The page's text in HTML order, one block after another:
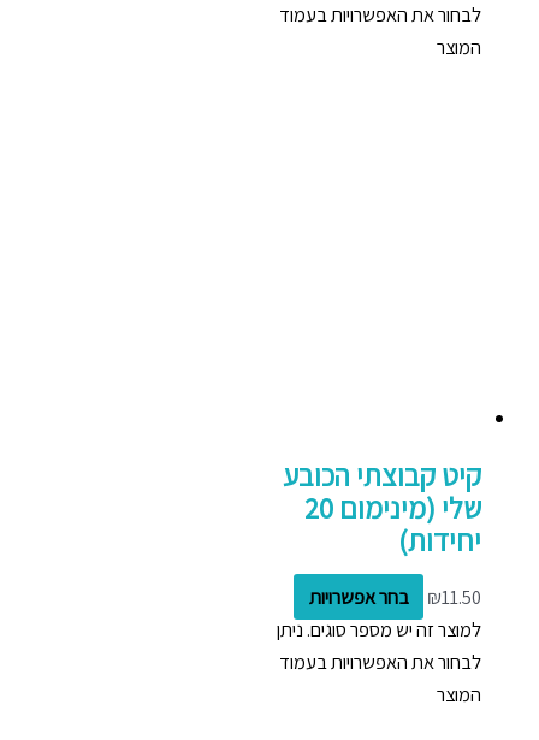
לבחור את האפשרויות בעמוד
המוצר
קיט קבוצתי הכובע
שלי (מינימום 20
יחידות)
₪11.50
בחר אפשרויות
למוצר זה יש מספר סוגים. ניתן
לבחור את האפשרויות בעמוד
המוצר